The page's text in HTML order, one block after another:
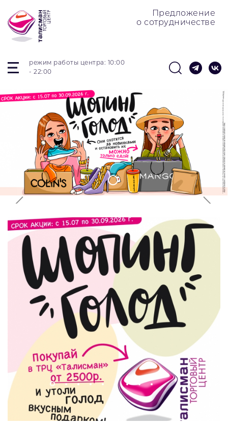
режим работы центра: 10:00
- 22:00
Предложение
о сотрудничестве
В кинотеатре «Киномакс-
Талисман» с 01.08.2026 по
31.08.2026 специальная цена
на билеты в залы категории
ВИП
Для всех, кому скоро в
школу!